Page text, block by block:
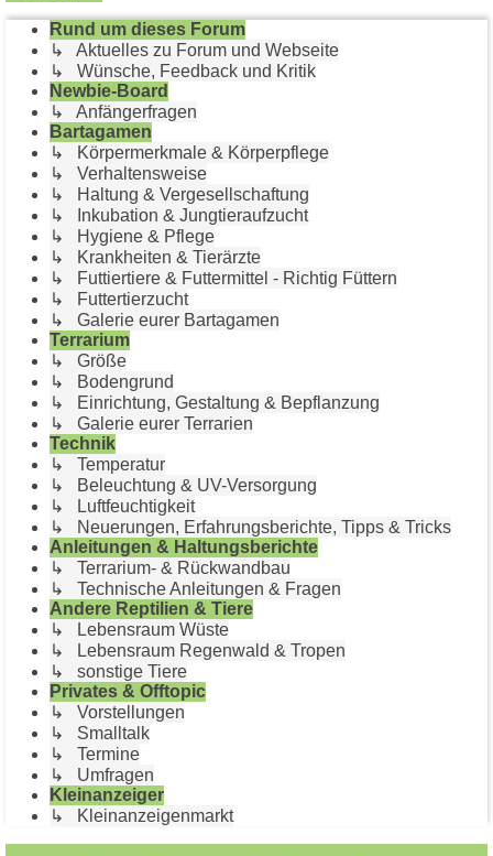
Rund um dieses Forum
↳ Aktuelles zu Forum und Webseite
↳ Wünsche, Feedback und Kritik
Newbie-Board
↳ Anfängerfragen
Bartagamen
↳ Körpermerkmale & Körperpflege
↳ Verhaltensweise
↳ Haltung & Vergesellschaftung
↳ Inkubation & Jungtieraufzucht
↳ Hygiene & Pflege
↳ Krankheiten & Tierärzte
↳ Futtiertiere & Futtermittel - Richtig Füttern
↳ Futtertierzucht
↳ Galerie eurer Bartagamen
Terrarium
↳ Größe
↳ Bodengrund
↳ Einrichtung, Gestaltung & Bepflanzung
↳ Galerie eurer Terrarien
Technik
↳ Temperatur
↳ Beleuchtung & UV-Versorgung
↳ Luftfeuchtigkeit
↳ Neuerungen, Erfahrungsberichte, Tipps & Tricks
Anleitungen & Haltungsberichte
↳ Terrarium- & Rückwandbau
↳ Technische Anleitungen & Fragen
Andere Reptilien & Tiere
↳ Lebensraum Wüste
↳ Lebensraum Regenwald & Tropen
↳ sonstige Tiere
Privates & Offtopic
↳ Vorstellungen
↳ Smalltalk
↳ Termine
↳ Umfragen
Kleinanzeiger
↳ Kleinanzeigenmarkt